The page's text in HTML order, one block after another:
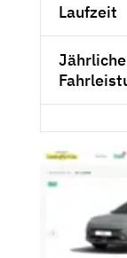
Laufzeit
Jährliche